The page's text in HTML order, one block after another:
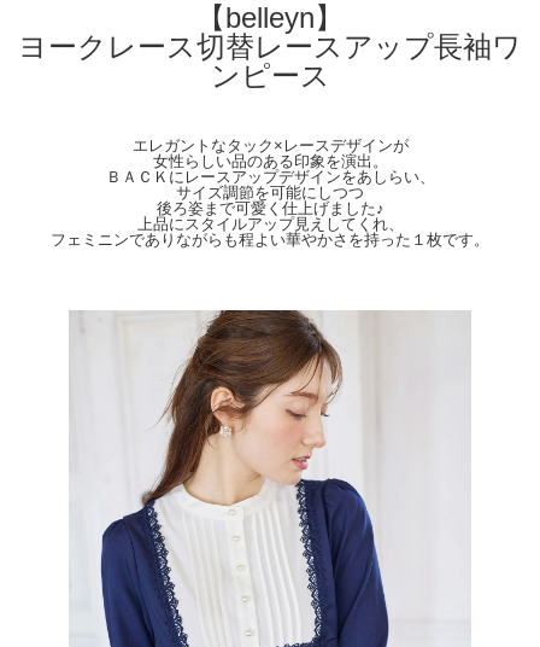
【Color】
#184 グレージュ/ #20 ネイビー/
色合いはモニター環境により若干の誤差が出ます。 ライティングや天候によりモ
デル画像と物撮り画像のカラーに違いある場合、物撮り画像の方が
実際のカラーに近い状態で撮影されておりますので、そちらを参考にしてください
【belleyn】
ヨークレース切替レースアップ長袖ワ
ンピース
エレガントなタック×レースデザインが
女性らしい品のある印象を演出。
ＢＡＣＫにレースアップデザインをあしらい、
サイズ調節を可能にしつつ
後ろ姿まで可愛く仕上げました♪
上品にスタイルアップ見えしてくれ、
フェミニンでありながらも程よい華やかさを持った１枚です。